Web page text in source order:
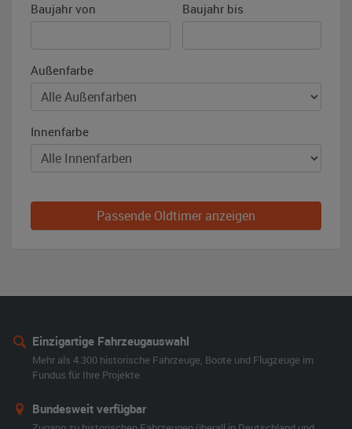
Baujahr von Baujahr bis
Außenfarbe
Innenfarbe
Passende Oldtimer anzeigen
Einzigartige Fahrzeugauswahl
Mehr als 4.300 historische Fahrzeuge, Boote und Flugzeuge im
Fundus für Ihre Projekte.
Bundesweit verfügbar